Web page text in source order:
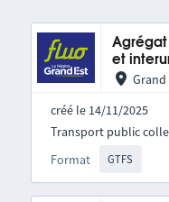
Agrégat
et
Grand
créé le 14/11/2025
Format GTFS
Transport public